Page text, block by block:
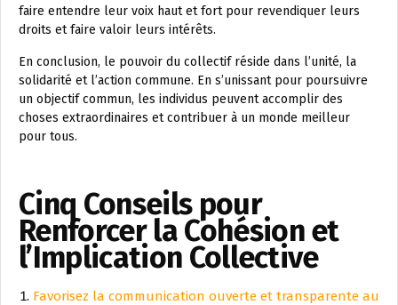
faire entendre leur voix haut et fort pour revendiquer leurs
droits et faire valoir leurs intérêts.
En conclusion, le pouvoir du collectif réside dans l’unité, la
solidarité et l’action commune. En s’unissant pour poursuivre
un objectif commun, les individus peuvent accomplir des
choses extraordinaires et contribuer à un monde meilleur
pour tous.
Cinq Conseils pour
Renforcer la Cohésion et
l’Implication Collective
Favorisez la communication ouverte et transparente au